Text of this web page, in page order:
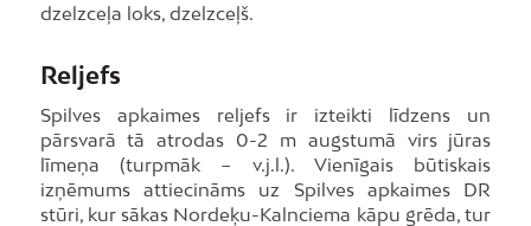
dzelzceļa loks, dzelzceļš.
Reljefs
Spilves apkaimes reljefs ir izteikti līdzens un
pārsvarā tā atrodas 0-2 m augstumā virs jūras
līmeņa (turpmāk − v.j.l.). Vienīgais būtiskais
izņēmums attiecināms uz Spilves apkaimes DR
stūri, kur sākas Nordeķu-Kalnciema kāpu grēda, tur